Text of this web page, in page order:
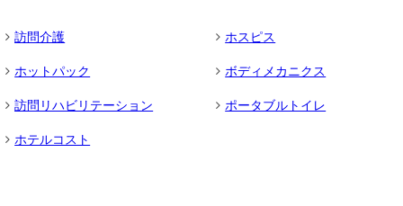
訪問介護
ホットパック
訪問リハビリテーション
ホテルコスト
ホスピス
ボディメカニクス
ポータブルトイレ